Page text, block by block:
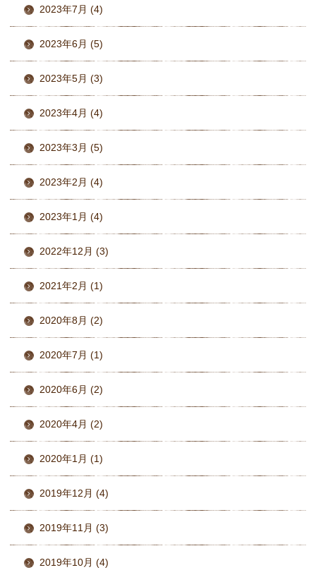
2023年7月 (4)
2023年6月 (5)
2023年5月 (3)
2023年4月 (4)
2023年3月 (5)
2023年2月 (4)
2023年1月 (4)
2022年12月 (3)
2021年2月 (1)
2020年8月 (2)
2020年7月 (1)
2020年6月 (2)
2020年4月 (2)
2020年1月 (1)
2019年12月 (4)
2019年11月 (3)
2019年10月 (4)